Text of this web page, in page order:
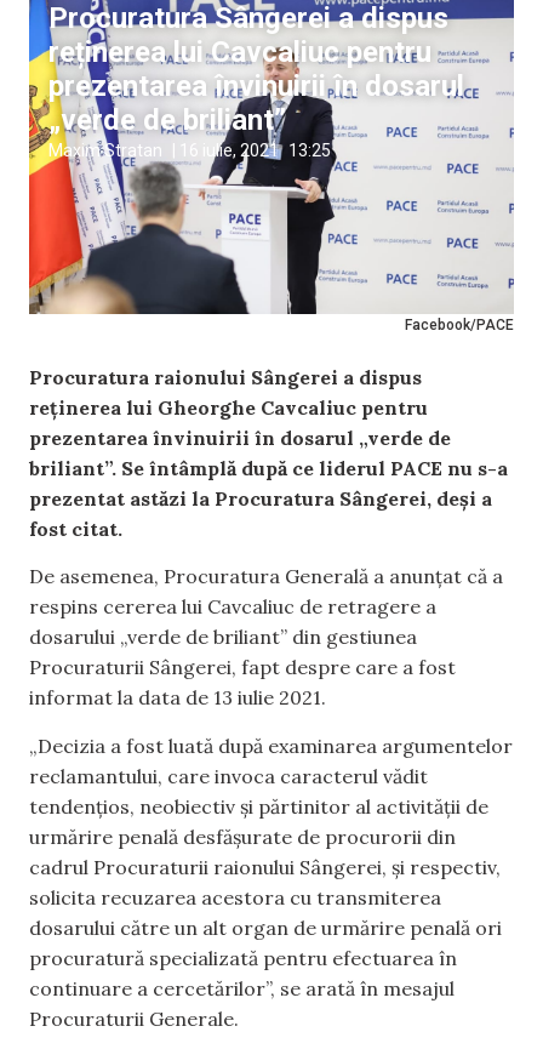
Facebook/PACE
Procuratura Sângerei a dispus
reținerea lui Cavcaliuc pentru
prezentarea învinuirii în dosarul
„verde de briliant”
Maxim Stratan 16 iulie, 2021 13:25
Procuratura raionului Sângerei a dispus
reținerea lui Gheorghe Cavcaliuc pentru
prezentarea învinuirii în dosarul „verde de
briliant”. Se întâmplă după ce liderul PACE nu s-a
prezentat astăzi la Procuratura Sângerei, deși a
fost citat.
De asemenea, Procuratura Generală a anunțat că a
respins cererea lui Cavcaliuc de retragere a
dosarului „verde de briliant” din gestiunea
Procuraturii Sângerei, fapt despre care a fost
informat la data de 13 iulie 2021.
„Decizia a fost luată după examinarea argumentelor
reclamantului, care invoca caracterul vădit
tendențios, neobiectiv și părtinitor al activității de
urmărire penală desfășurate de procurorii din
cadrul Procuraturii raionului Sângerei, și respectiv,
solicita recuzarea acestora cu transmiterea
dosarului către un alt organ de urmărire penală ori
procuratură specializată pentru efectuarea în
continuare a cercetărilor”, se arată în mesajul
Procuraturii Generale.